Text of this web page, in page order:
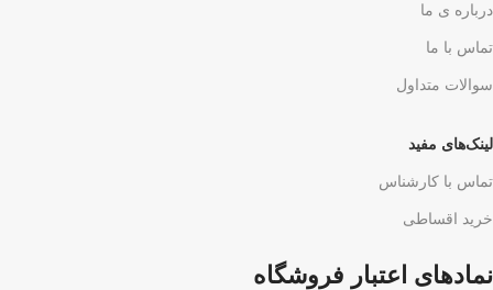
درباره ی ما
تماس با ما
سوالات متداول
لینک‌های مفید
تماس با کارشناس
خرید اقساطی
نمادهای اعتبار فروشگاه